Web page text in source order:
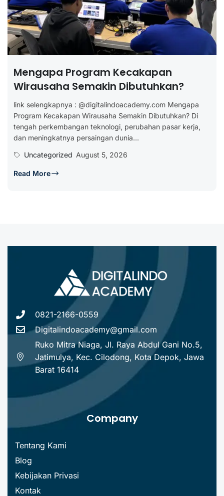
Mengapa Program Kecakapan
Wirausaha Semakin Dibutuhkan?
link selengkapnya : @digitalindoacademy.com Mengapa
Program Kecakapan Wirausaha Semakin Dibutuhkan? Di
tengah perkembangan teknologi, perubahan pasar kerja,
dan meningkatnya persaingan dunia...
Uncategorized August 5, 2026
Read More
0821-2166-0559
Digitalindoacademy@gmail.com
Ruko Mitra Niaga, Jl. Raya Abdul Gani No.5,
Jatimulya, Kec. Cilodong, Kota Depok, Jawa
Barat 16414
Company
Tentang Kami
Blog
Kebijakan Privasi
Kontak